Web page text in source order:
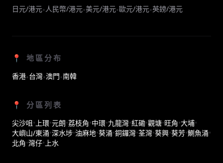
日元/港元•人民幣/港元•美元/港元•歐元/港元•英鎊/港元
📍 地區分布
香港•台灣•澳門•南韓
📍 分區列表
尖沙咀• 上環•元朗•荔枝角•中環•九龍灣•紅磡•觀塘•旺角•大埔•
大嶼山/東涌•深水埗•油麻地•葵涌•銅鑼灣•荃灣•葵興•葵芳•鰂魚涌•
北角•灣仔• 上水